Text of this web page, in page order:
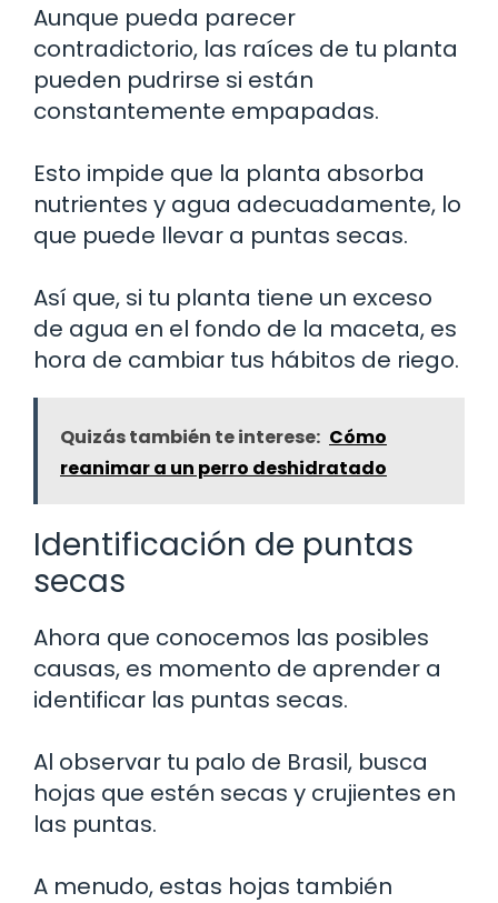
Aunque pueda parecer
contradictorio, las raíces de tu planta
pueden pudrirse si están
constantemente empapadas.
Esto impide que la planta absorba
nutrientes y agua adecuadamente, lo
que puede llevar a puntas secas.
Así que, si tu planta tiene un exceso
de agua en el fondo de la maceta, es
hora de cambiar tus hábitos de riego.
Quizás también te interese: Cómo
reanimar a un perro deshidratado
Identificación de puntas
secas
Ahora que conocemos las posibles
causas, es momento de aprender a
identificar las puntas secas.
Al observar tu palo de Brasil, busca
hojas que estén secas y crujientes en
las puntas.
A menudo, estas hojas también